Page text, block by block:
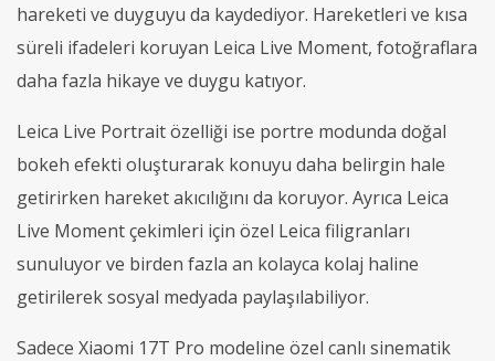
hareketi ve duyguyu da kaydediyor. Hareketleri ve kısa
süreli ifadeleri koruyan Leica Live Moment, fotoğraflara
daha fazla hikaye ve duygu katıyor.
Leica Live Portrait özelliği ise portre modunda doğal
bokeh efekti oluşturarak konuyu daha belirgin hale
getirirken hareket akıcılığını da koruyor. Ayrıca Leica
Live Moment çekimleri için özel Leica filigranları
sunuluyor ve birden fazla an kolayca kolaj haline
getirilerek sosyal medyada paylaşılabiliyor.
Sadece Xiaomi 17T Pro modeline özel canlı sinematik